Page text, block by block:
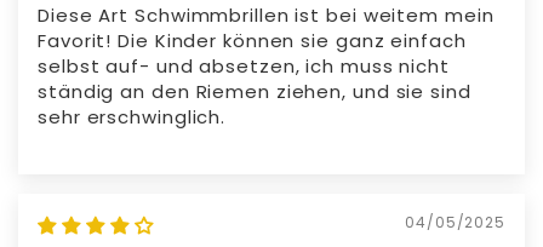
Diese Art Schwimmbrillen ist bei weitem mein
Favorit! Die Kinder können sie ganz einfach
selbst auf- und absetzen, ich muss nicht
ständig an den Riemen ziehen, und sie sind
sehr erschwinglich.
04/05/2025